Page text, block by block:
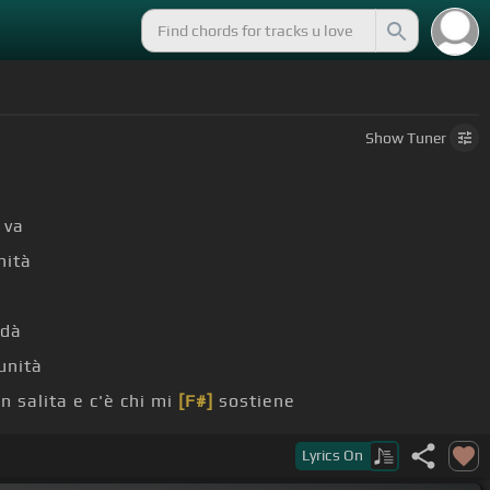
ShowTuner
salita e c'è chi mi [F#] sostiene
Lyrics On